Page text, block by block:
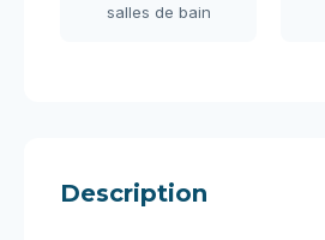
salles de bain
Description